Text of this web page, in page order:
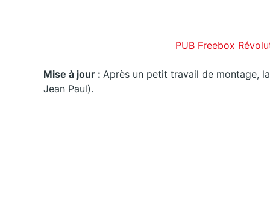
PUB Freebox
Mise à jour : Après un petit travail de montage,
Jean Paul).